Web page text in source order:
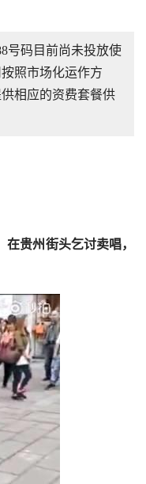
号码目前尚未投放使
照市场化运作方
相应的资费套餐供
贵州街头乞讨卖唱，